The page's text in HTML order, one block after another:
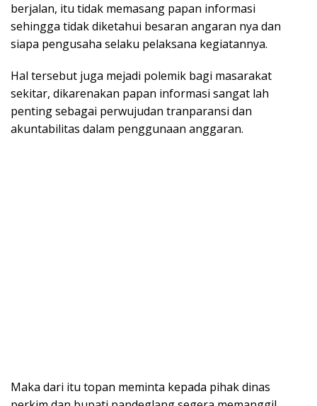
berjalan, itu tidak memasang papan informasi
sehingga tidak diketahui besaran angaran nya dan
siapa pengusaha selaku pelaksana kegiatannya.
Hal tersebut juga mejadi polemik bagi masarakat
sekitar, dikarenakan papan informasi sangat lah
penting sebagai perwujudan tranparansi dan
akuntabilitas dalam penggunaan anggaran.
Maka dari itu topan meminta kepada pihak dinas